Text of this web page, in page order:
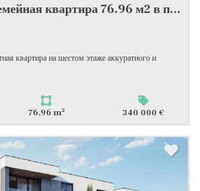
Пула, Веруда, семейная квартира 76.96 м2 в привлекательном месте, вид на море
квартира на шестом этаже аккуратного и
76,96 m2 340 000 €